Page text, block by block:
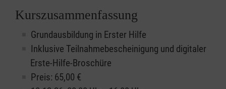
Kurszusammenfassung
Grundausbildung in Erster Hilfe
Inklusive Teilnahmebescheinigung und digitaler
Erste-Hilfe-Broschüre
Preis: 65,00 €